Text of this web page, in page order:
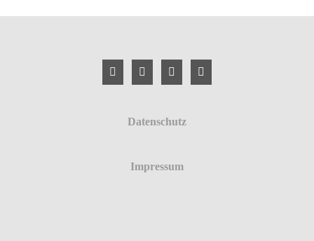
Datenschutz
Impressum